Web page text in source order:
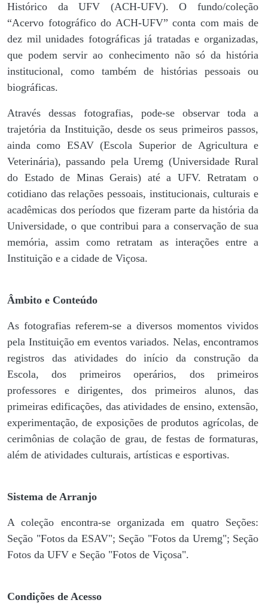
Histórico da UFV (ACH-UFV). O fundo/coleção
“Acervo fotográfico do ACH-UFV” conta com mais de
dez mil unidades fotográficas já tratadas e organizadas,
que podem servir ao conhecimento não só da história
institucional, como também de histórias pessoais ou
biográficas.
Através dessas fotografias, pode-se observar toda a
trajetória da Instituição, desde os seus primeiros passos,
ainda como ESAV (Escola Superior de Agricultura e
Veterinária), passando pela Uremg (Universidade Rural
do Estado de Minas Gerais) até a UFV. Retratam o
cotidiano das relações pessoais, institucionais, culturais e
acadêmicas dos períodos que fizeram parte da história da
Universidade, o que contribui para a conservação de sua
memória, assim como retratam as interações entre a
Instituição e a cidade de Viçosa.
Âmbito e Conteúdo
As fotografias referem-se a diversos momentos vividos
pela Instituição em eventos variados. Nelas, encontramos
registros das atividades do início da construção da
Escola, dos primeiros operários, dos primeiros
professores e dirigentes, ​dos primeiros alunos, das
primeiras edificações, das atividades de ensino, extensão,
experimentação, de exposições de produtos agrícolas, de
cerimônias de colação de grau, de festas de formaturas,
além de atividades culturais, artísticas e esportivas.
Sistema de Arranjo
A coleção encontra-se organizada em quatro Seções:
Seção "Fotos da ESAV"; Seção "Fotos da Uremg"; Seção
Fotos da UFV e Seção "Fotos de Viçosa".
Condições de Acesso